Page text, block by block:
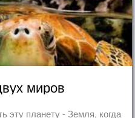
миров
эту планету - Земля, когда